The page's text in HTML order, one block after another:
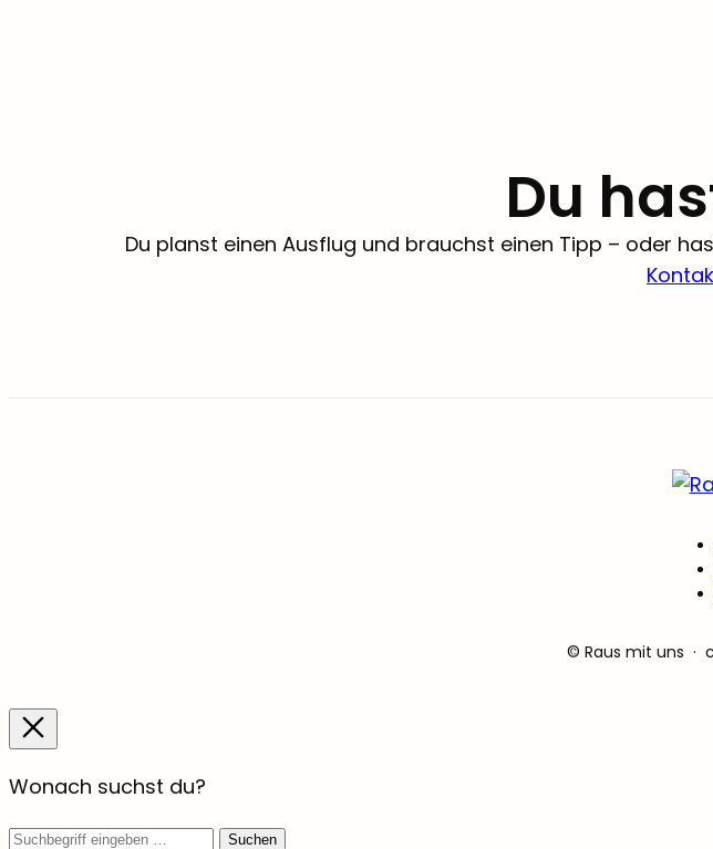
Du
Du planst einen Ausflug und brauchst einen Tipp – oder
© Raus mit uns ·
Wonach suchst du?
Suchbegriff
Suchen